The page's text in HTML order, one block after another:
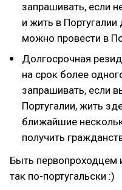
запрашивать, если
и жить в
можно провести в
Долгосрочная
на срок более
запрашивать, если
Португалии, жить
ближайшие
получить
Быть первопроходцем
так по-португальски :)